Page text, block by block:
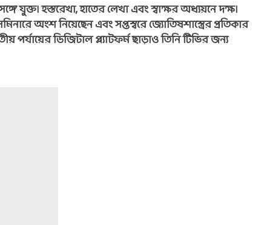
যুক্ত। হস্তরেখা, হাতের লেখা এবং স্বাক্ষর অধ্যয়নে দক্ষ।
অংশ নিয়েছেন এবং সপ্তস্বরে জ্যোতিষশাস্ত্রের প্রতিকার
পর্যায়ের ডিজিটাল প্ল্যাটফর্ম ছাড়াও তিনি টিভির জন্য